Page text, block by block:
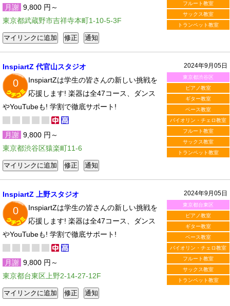
フルート教室
サックス教室
トランペット教室
月謝 9,800 円～
東京都武蔵野市吉祥寺本町1-10-5-3F
2024年9月05日
東京都渋谷区
ピアノ教室
ギター教室
ベース教室
バイオリン・チェロ教室
フルート教室
サックス教室
トランペット教室
InspiartZ 代官山スタジオ
0
InspiartZは学生の皆さんの新しい挑戦を
応援します! 楽器は全47コース、ダンス
やYouTubeも! 学割で徹底サポート!
月謝 9,800 円～
東京都渋谷区猿楽町11-6
2024年9月05日
東京都台東区
ピアノ教室
ギター教室
ベース教室
バイオリン・チェロ教室
フルート教室
サックス教室
トランペット教室
InspiartZ 上野スタジオ
0
InspiartZは学生の皆さんの新しい挑戦を
応援します! 楽器は全47コース、ダンス
やYouTubeも! 学割で徹底サポート!
月謝 9,800 円～
東京都台東区上野2-14-27-12F